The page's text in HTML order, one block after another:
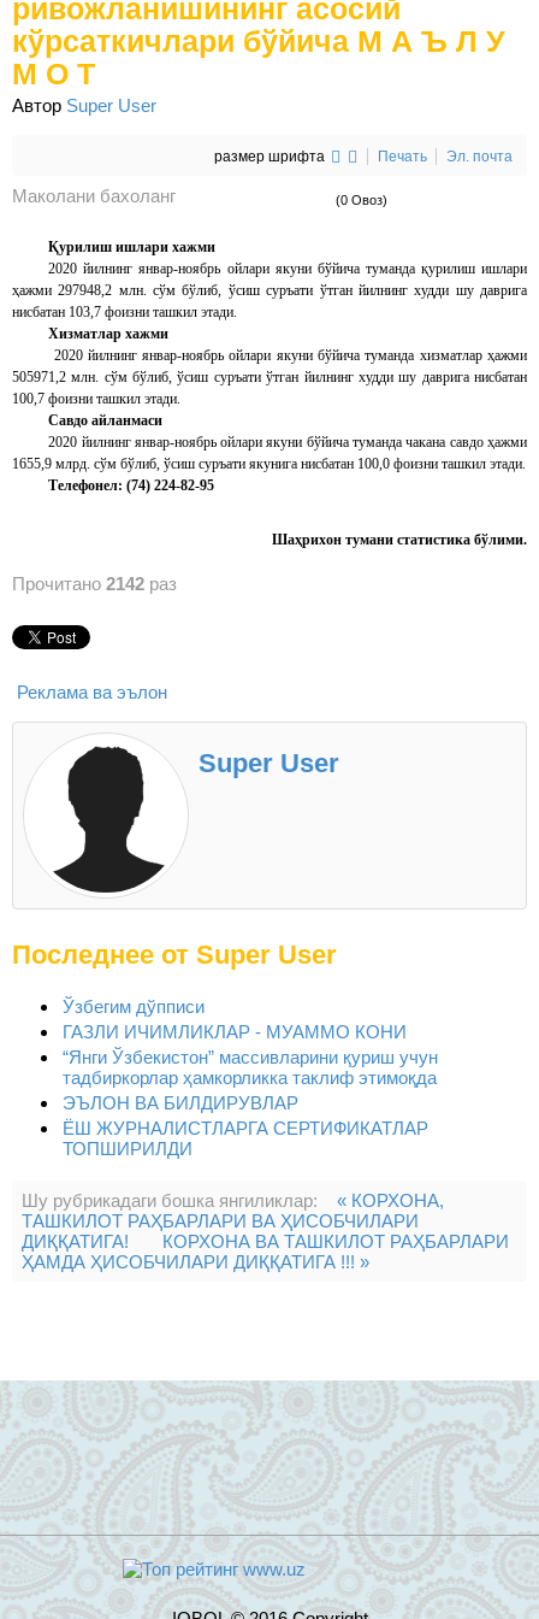
ривожланишининг асосий
кўрсаткичлари бўйича М А Ъ Л У
М О Т
Автор Super User
размер шрифта Печать Эл. почта
Маколани бахоланг (0 Овоз)
Қурилиш ишлари хажми
2020 йилнинг январ-ноябрь ойлари якуни бўйича туманда қурилиш ишлари
ҳажми 297948,2 млн. сўм бўлиб, ўсиш суръати ўтган йилнинг худди шу даврига
нисбатан 103,7 фоизни ташкил этади.
Хизматлар хажми
2020 йилнинг январ-ноябрь ойлари якуни бўйича туманда хизматлар ҳажми
505971,2 млн. сўм бўлиб, ўсиш суръати ўтган йилнинг худди шу даврига нисбатан
100,7 фоизни ташкил этади.
Савдо айланмаси
2020 йилнинг январ-ноябрь ойлари якуни бўйича туманда чакана савдо ҳажми
1655,9 млрд. сўм бўлиб, ўсиш суръати якунига нисбатан 100,0 фоизни ташкил этади.
Телефонел: (74) 224-82-95
Шаҳрихон тумани статистика бўлими.
Прочитано 2142 раз
Реклама ва эълон
Super User
Последнее от Super User
Ўзбегим дўпписи
ГАЗЛИ ИЧИМЛИКЛАР - МУАММО КОНИ
“Янги Ўзбекистон” массивларини қуриш учун
тадбиркорлар ҳамкорликка таклиф этимоқда
ЭЪЛОН ВА БИЛДИРУВЛАР
ЁШ ЖУРНАЛИСТЛАРГА СЕРТИФИКАТЛАР
ТОПШИРИЛДИ
Шу рубрикадаги бошка янгиликлар:
« КОРХОНА,
ТАШКИЛОТ РАҲБАРЛАРИ ВА ҲИСОБЧИЛАРИ
ДИҚҚАТИГА!
КОРХОНА ВА ТАШКИЛОТ РАҲБАРЛАРИ
ҲАМДА ҲИСОБЧИЛАРИ ДИҚҚАТИГА !!! »